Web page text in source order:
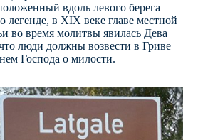
вдоль левого берега
легенде, в XIX веке главе местной
во время молитвы явилась Дева
люди должны возвести в Гриве
Господа о милости.